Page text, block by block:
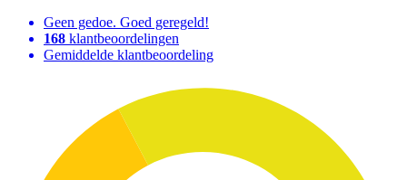
Geen gedoe. Goed geregeld!
168 klantbeoordelingen
Gemiddelde klantbeoordeling